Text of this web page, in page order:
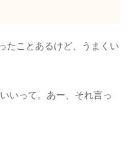
たことあるけど、うまくい
いって。あー、それ言っ